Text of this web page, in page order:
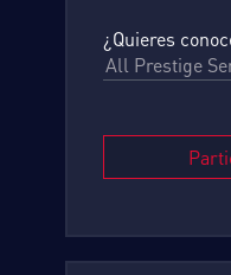
¿Quieres
All Prestige